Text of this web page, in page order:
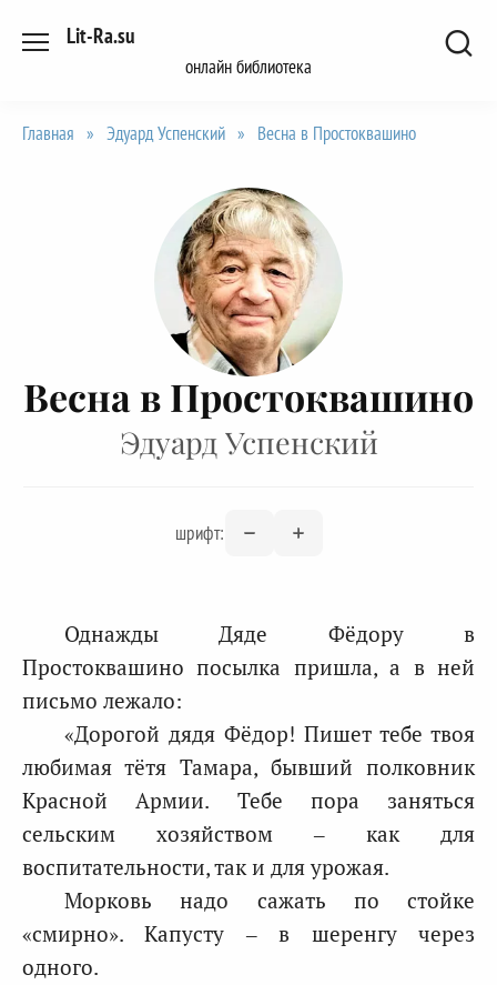
Lit-Ra.su
онлайн библиотека
Главная » Эдуард Успенский » Весна в Простоквашино
Весна в Простоквашино
Эдуард Успенский
шрифт:
Однажды Дяде Фёдору в
Простоквашино посылка пришла, а в ней
письмо лежало:
«Дорогой дядя Фёдор! Пишет тебе твоя
любимая тётя Тамара, бывший полковник
Красной Армии. Тебе пора заняться
сельским хозяйством – как для
воспитательности, так и для урожая.
Морковь надо сажать по стойке
«смирно». Капусту – в шеренгу через
одного.